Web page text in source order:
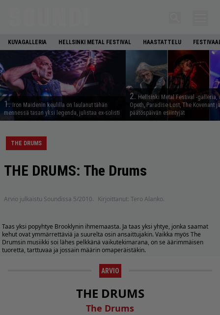
KUVAGALLERIA HELLSINKI METAL FESTIVAL HAASTATTELU
1. Iron Maidenin keulilla on laulanut tähän
mennessä tasan yksi legenda, julistaa ex-solisti
2. Hellsinki Metal Festival -galleria,
Opeth, Paradise Lost, The Kovenant
päätöspäivän esiintyjät
THE DRUMS
THE DRUMS: The Drums
Arvio julkaistu Soundissa 5/2010. Kirjoittanut: Tero Alanko.
Taas yksi popyhtye Brooklynin ihmemaasta. Ja taas yksi yhtye, jonka saamat
kehut ovat ymmärrettäviä ja suurelta osin ansaittujakin. Vaikka myös The
Drumsin musiikki soi lähes pelkkänä vaikutekimarana, on se äärimmäisen
tuoretta, tarttuvaa ja jossain määrin omaperäistäkin.
ARVIO
THE DRUMS
The Drums